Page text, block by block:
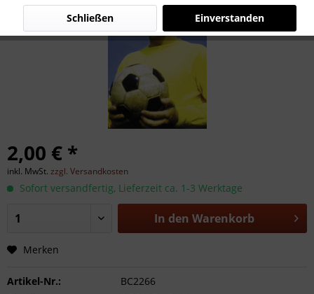
2,00 € *
inkl. MwSt. zzgl. Versandkosten
Sofort versandfertig, Lieferzeit ca. 1-3 Werktage
In den Warenkorb
Merken
Artikel-Nr.:
BC2266
Einverstanden
Schließen